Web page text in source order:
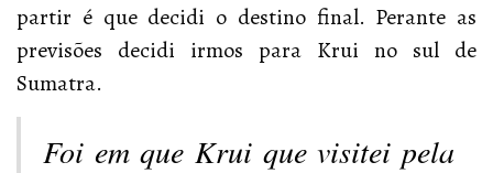
partir é que decidi o destino final. Perante as
previsões decidi irmos para Krui no sul de
Sumatra.
Foi em que Krui que visitei pela